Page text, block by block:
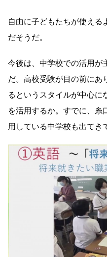
自由に子どもたちが使える
だそうだ。
今後は、中学校での活用が
だ。高校受験が目の前にあ
るというスタイルが中心に
を活用するか。すでに、糸
用している中学校も出てき